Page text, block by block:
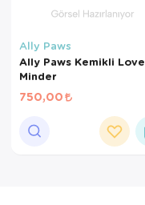
Ally Paws
Ally Paws Kemikli Love
Minder
750,00